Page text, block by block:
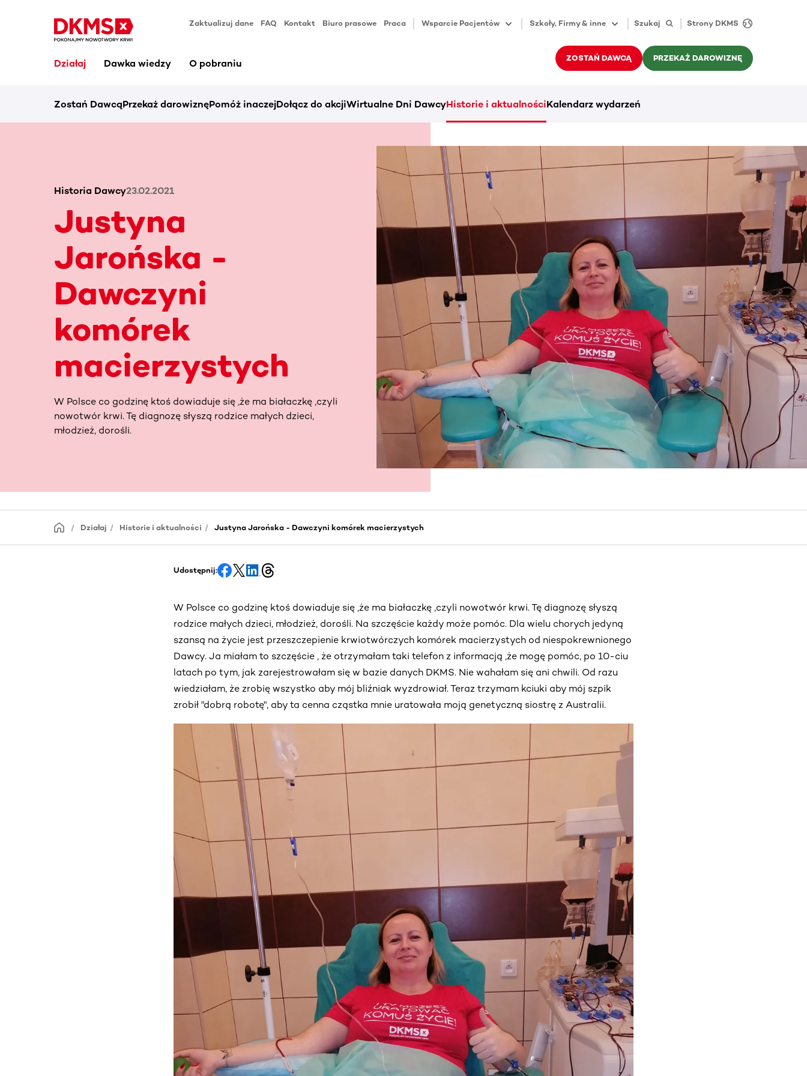
Zaktualizuj dane FAQ Kontakt Biuro prasowe Praca Wsparcie Pacjentów Szkoły, Firmy & inne Szukaj Strony DKMS
Działaj Dawka wiedzy O pobraniu ZOSTAŃ DAWCĄ PRZEKAŻ DAROWIZNĘ
Zostań DawcąPrzekaż darowiznęPomóż inaczejDołącz do akcjiWirtualne Dni DawcyHistorie i aktualnościKalendarz wydarzeń
Historia Dawcy23.02.2021
Justyna
Jarońska -
Dawczyni
komórek
macierzystych
W Polsce co godzinę ktoś dowiaduje się ,że ma białaczkę ,czyli
nowotwór krwi. Tę diagnozę słyszą rodzice małych dzieci,
młodzież, dorośli.
Działaj Historie i aktualności Justyna Jarońska - Dawczyni komórek macierzystych
Udostępnij:
W Polsce co godzinę ktoś dowiaduje się ,że ma białaczkę ,czyli nowotwór krwi. Tę diagnozę słyszą
rodzice małych dzieci, młodzież, dorośli. Na szczęście każdy może pomóc. Dla wielu chorych jedyną
szansą na życie jest przeszczepienie krwiotwórczych komórek macierzystych od niespokrewnionego
Dawcy. Ja miałam to szczęście , że otrzymałam taki telefon z informacją ,że mogę pomóc, po 10-ciu
latach po tym, jak zarejestrowałam się w bazie danych DKMS. Nie wahałam się ani chwili. Od razu
wiedziałam, że zrobię wszystko aby mój bliźniak wyzdrowiał. Teraz trzymam kciuki aby mój szpik
zrobił "dobrą robotę", aby ta cenna cząstka mnie uratowała moją genetyczną siostrę z Australii.